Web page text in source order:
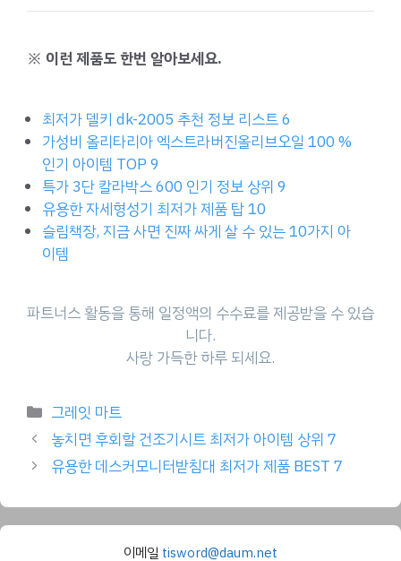
※ 이런 제품도 한번 알아보세요.
최저가 델키 dk-2005 추천 정보 리스트 6
가성비 올리타리아 엑스트라버진올리브오일 100 %
인기 아이템 TOP 9
특가 3단 칼라박스 600 인기 정보 상위 9
유용한 자세형성기 최저가 제품 탑 10
슬림책장, 지금 사면 진짜 싸게 살 수 있는 10가지 아
이템
파트너스 활동을 통해 일정액의 수수료를 제공받을 수 있습
니다.
사랑 가득한 하루 되세요.
Categories
그레잇 마트
놓치면 후회할 건조기시트 최저가 아이템 상위 7
유용한 데스커모니터받침대 최저가 제품 BEST 7
이메일 tisword@daum.net